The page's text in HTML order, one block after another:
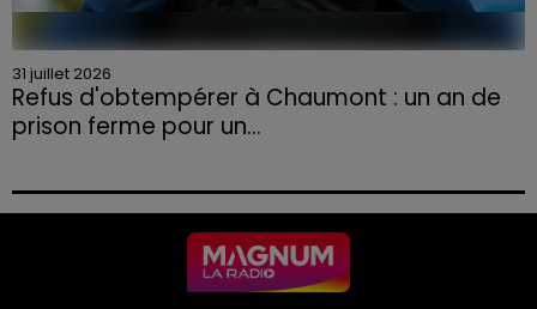
31 juillet 2026
Refus d'obtempérer à Chaumont : un an de
prison ferme pour un...
permis et la confiscation de son véhicule.